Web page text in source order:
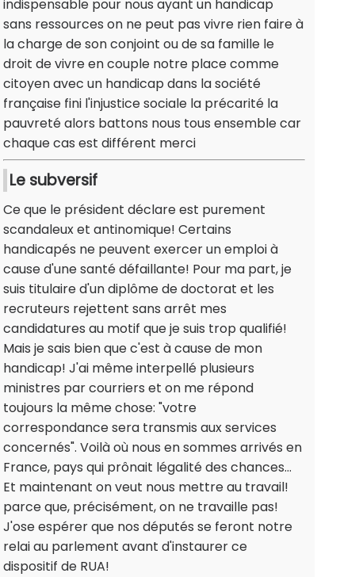
indispensable pour nous ayant un handicap
sans ressources on ne peut pas vivre rien faire à
la charge de son conjoint ou de sa famille le
droit de vivre en couple notre place comme
citoyen avec un handicap dans la société
française fini l'injustice sociale la précarité la
pauvreté alors battons nous tous ensemble car
chaque cas est différent merci
Le subversif
Ce que le président déclare est purement
scandaleux et antinomique! Certains
handicapés ne peuvent exercer un emploi à
cause d'une santé défaillante! Pour ma part, je
suis titulaire d'un diplôme de doctorat et les
recruteurs rejettent sans arrêt mes
candidatures au motif que je suis trop qualifié!
Mais je sais bien que c'est à cause de mon
handicap! J'ai même interpellé plusieurs
ministres par courriers et on me répond
toujours la même chose: "votre
correspondance sera transmis aux services
concernés". Voilà où nous en sommes arrivés en
France, pays qui prônait légalité des chances...
Et maintenant on veut nous mettre au travail!
parce que, précisément, on ne travaille pas!
J'ose espérer que nos députés se feront notre
relai au parlement avant d'instaurer ce
dispositif de RUA!